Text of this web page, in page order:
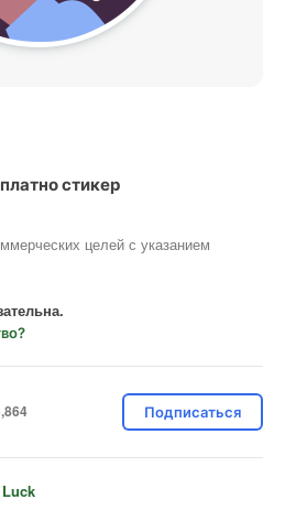
стикер
целей с указанием
Подписаться
Luck